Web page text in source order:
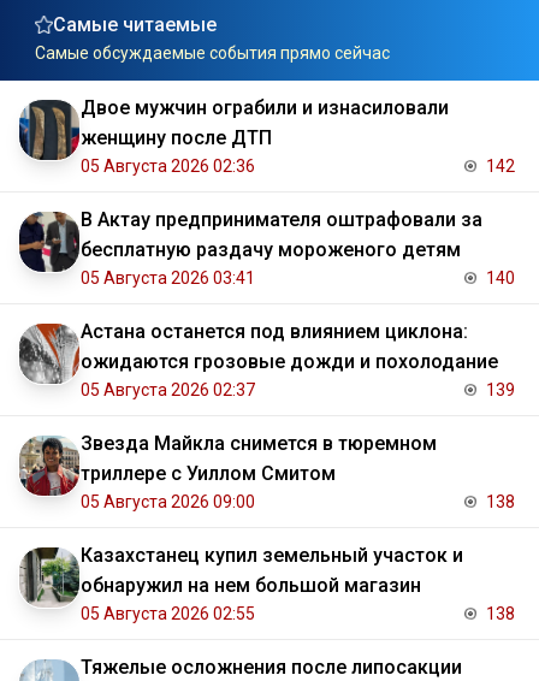
Самые читаемые
Самые обсуждаемые события прямо сейчас
Двое мужчин ограбили и изнасиловали
женщину после ДТП
05 Августа 2026 02:36 142
В Актау предпринимателя оштрафовали за
бесплатную раздачу мороженого детям
05 Августа 2026 03:41 140
Астана останется под влиянием циклона:
ожидаются грозовые дожди и похолодание
05 Августа 2026 02:37 139
Звезда Майкла снимется в тюремном
триллере с Уиллом Смитом
05 Августа 2026 09:00 138
Казахстанец купил земельный участок и
обнаружил на нем большой магазин
05 Августа 2026 02:55 138
Тяжелые осложнения после липосакции